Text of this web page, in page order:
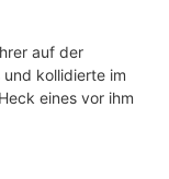
auf der
kollidierte im
eines vor ihm